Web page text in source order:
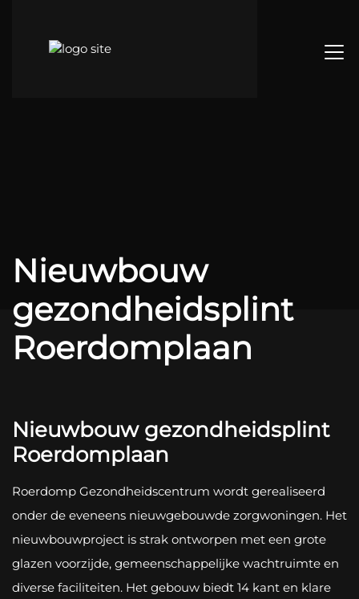
Nieuwbouw
gezondheidsplint
Roerdomplaan
Nieuwbouw gezondheidsplint
Roerdomplaan
Roerdomp Gezondheidscentrum wordt gerealiseerd
onder de eveneens nieuwgebouwde zorgwoningen. Het
nieuwbouwproject is strak ontworpen met een grote
glazen voorzijde, gemeenschappelijke wachtruimte en
diverse faciliteiten. Het gebouw biedt 14 kant en klare